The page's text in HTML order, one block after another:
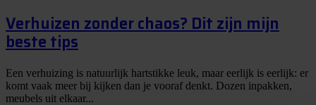
Verhuizen zonder chaos? Dit zijn mijn
beste tips
Een verhuizing is natuurlijk hartstikke leuk, maar eerlijk is eerlijk: er
komt vaak meer bij kijken dan je vooraf denkt. Dozen inpakken,
meubels uit elkaar...